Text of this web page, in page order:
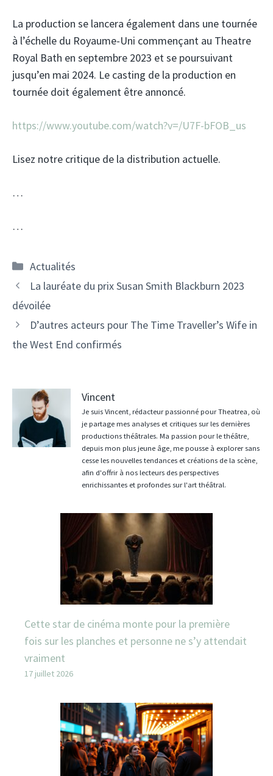
La production se lancera également dans une tournée
à l’échelle du Royaume-Uni commençant au Theatre
Royal Bath en septembre 2023 et se poursuivant
jusqu’en mai 2024. Le casting de la production en
tournée doit également être annoncé.
https://www.youtube.com/watch?v=/U7F-bFOB_us
Lisez notre critique de la distribution actuelle.
…
…
Catégories
Actualités
La lauréate du prix Susan Smith Blackburn 2023
dévoilée
D’autres acteurs pour The Time Traveller’s Wife in
the West End confirmés
Vincent
Je suis Vincent, rédacteur passionné pour Theatrea, où
je partage mes analyses et critiques sur les dernières
productions théâtrales. Ma passion pour le théâtre,
depuis mon plus jeune âge, me pousse à explorer sans
cesse les nouvelles tendances et créations de la scène,
afin d'offrir à nos lecteurs des perspectives
enrichissantes et profondes sur l'art théâtral.
Cette star de cinéma monte pour la première
fois sur les planches et personne ne s’y attendait
vraiment
17 juillet 2026